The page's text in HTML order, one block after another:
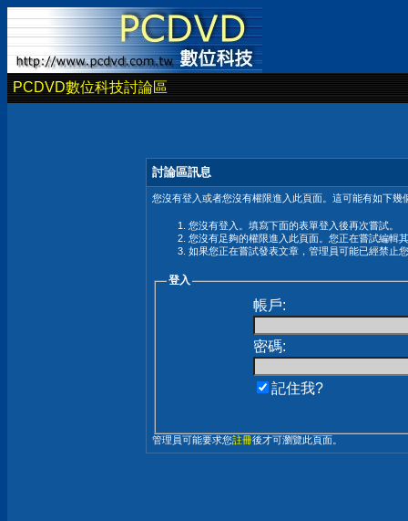
PCDVD數位科技討論區
討論區訊息
您沒有登入或者您沒有權限進入此頁面。這可能有如下幾
您沒有登入。填寫下面的表單登入後再次嘗試。
您沒有足夠的權限進入此頁面。您正在嘗試編輯
如果您正在嘗試發表文章，管理員可能已經禁止
登入
帳戶:
密碼:
記住我?
管理員可能要求您註冊後才可瀏覽此頁面。